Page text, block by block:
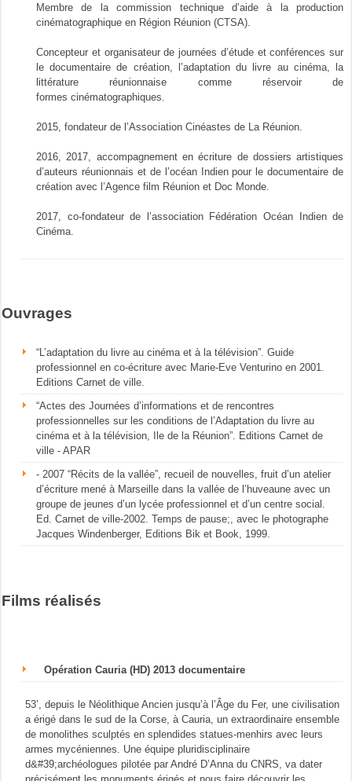
Membre de la commission technique d’aide à la production
cinématographique en Région Réunion (CTSA).
Concepteur et organisateur de journées d’étude et conférences sur
le documentaire de création, l’adaptation du livre au cinéma, la
littérature réunionnaise comme réservoir de
formes cinématographiques.
2015, fondateur de l’Association Cinéastes de La Réunion.
2016, 2017, accompagnement en écriture de dossiers artistiques
d’auteurs réunionnais et de l’océan Indien pour le documentaire de
création avec l’Agence film Réunion et Doc Monde.
2017, co-fondateur de l’association Fédération Océan Indien de
Cinéma.
Ouvrages
“L’adaptation du livre au cinéma et à la télévision”. Guide
professionnel en co-écriture avec Marie-Eve Venturino en 2001.
Editions Carnet de ville.
“Actes des Journées d’informations et de rencontres
professionnelles sur les conditions de l’Adaptation du livre au
cinéma et à la télévision, Ile de la Réunion”. Editions Carnet de
ville - APAR
- 2007 “Récits de la vallée”, recueil de nouvelles, fruit d’un atelier
d’écriture mené à Marseille dans la vallée de l’huveaune avec un
groupe de jeunes d’un lycée professionnel et d’un centre social.
Ed. Carnet de ville-2002. Temps de pause;, avec le photographe
Jacques Windenberger, Editions Bik et Book, 1999.
Films réalisés
Opération Cauria (HD) 2013 documentaire
53’, depuis le Néolithique Ancien jusqu’à l’Âge du Fer, une civilisation
a érigé dans le sud de la Corse, à Cauria, un extraordinaire ensemble
de monolithes sculptés en splendides statues-menhirs avec leurs
armes mycéniennes. Une équipe pluridisciplinaire
d&#39;archéologues pilotée par André D’Anna du CNRS, va dater